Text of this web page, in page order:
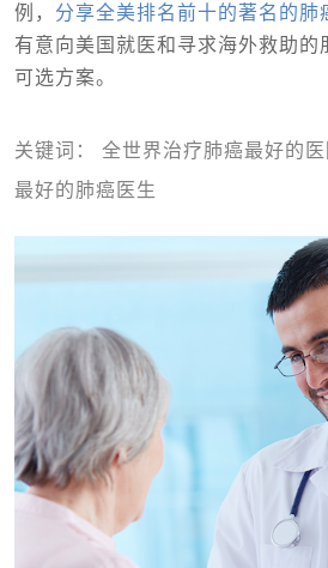
例， 分享全美排名前十的著名的肺
有意向美国就医和寻求海外救助的
可选方案。
关键词：
全世界治疗肺癌最好的
最好的肺癌医生